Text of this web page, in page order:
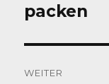
Beitrag:
packen
WEITER